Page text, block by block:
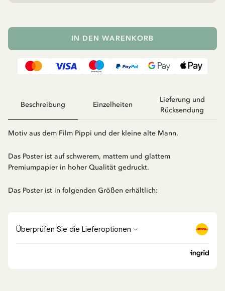
IN DEN WARENKORB
Beschreibung Einzelheiten
Lieferung und
Rücksendung
Motiv aus dem Film Pippi und der kleine alte Mann.
Das Poster ist auf schwerem, mattem und glattem
Premiumpapier in hoher Qualität gedruckt.
Das Poster ist in folgenden Größen erhältlich: